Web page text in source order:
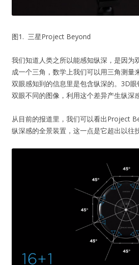
图1. 三星Project Beyond
我们知道人类之所以能感知纵深，是因为
成一个三角，数学上我们可以用三角测量
双眼感知到的信息里是包含纵深的。3D
双眼不同的图像，利用这个差异产生纵深感
从目前的报道里，我们可以看出Project
纵深感的全景装置，这一点是它超出以往